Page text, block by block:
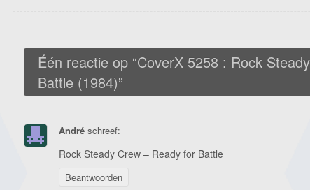
Één reactie op “CoverX 5258 : Rock
Battle (1984)”
André schreef:
Rock Steady Crew – Ready for Battle
Beantwoorden